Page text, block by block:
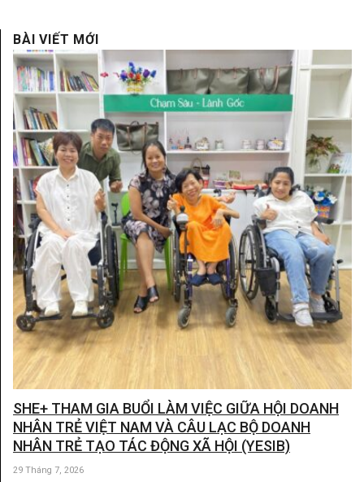
BÀI VIẾT MỚI
SHE+ THAM GIA BUỔI LÀM VIỆC GIỮA HỘI DOANH
NHÂN TRẺ VIỆT NAM VÀ CÂU LẠC BỘ DOANH
NHÂN TRẺ TẠO TÁC ĐỘNG XÃ HỘI (YESIB)
29 Tháng 7, 2026